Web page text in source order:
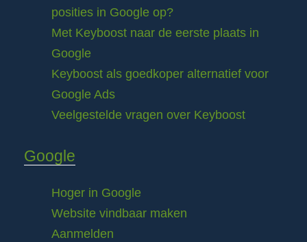
posities in Google op?
Met Keyboost naar de eerste plaats in
Google
Keyboost als goedkoper alternatief voor
Google Ads
Veelgestelde vragen over Keyboost
Google
Hoger in Google
Website vindbaar maken
Aanmelden